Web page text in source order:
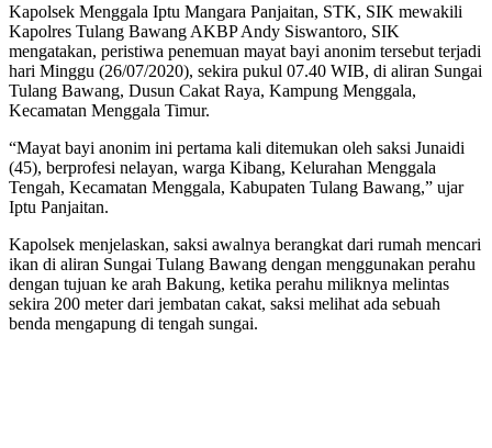
Kapolsek Menggala Iptu Mangara Panjaitan, STK, SIK mewakili
Kapolres Tulang Bawang AKBP Andy Siswantoro, SIK
mengatakan, peristiwa penemuan mayat bayi anonim tersebut terjadi
hari Minggu (26/07/2020), sekira pukul 07.40 WIB, di aliran Sungai
Tulang Bawang, Dusun Cakat Raya, Kampung Menggala,
Kecamatan Menggala Timur.
“Mayat bayi anonim ini pertama kali ditemukan oleh saksi Junaidi
(45), berprofesi nelayan, warga Kibang, Kelurahan Menggala
Tengah, Kecamatan Menggala, Kabupaten Tulang Bawang,” ujar
Iptu Panjaitan.
Kapolsek menjelaskan, saksi awalnya berangkat dari rumah mencari
ikan di aliran Sungai Tulang Bawang dengan menggunakan perahu
dengan tujuan ke arah Bakung, ketika perahu miliknya melintas
sekira 200 meter dari jembatan cakat, saksi melihat ada sebuah
benda mengapung di tengah sungai.